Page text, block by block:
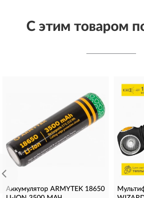
С этим товаром
Аккумулятор ARMYTEK 18650